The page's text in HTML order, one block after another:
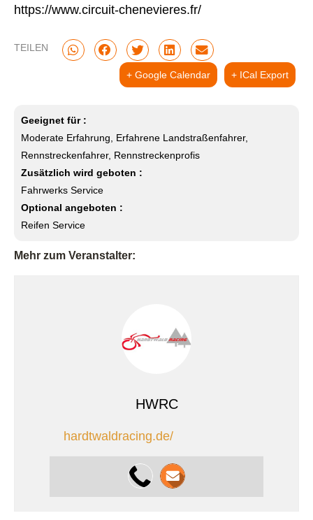
https://www.circuit-chenevieres.fr/
TEILEN
+ Google Calendar + ICal Export
Geeignet für :
Moderate Erfahrung, Erfahrene Landstraßenfahrer,
Rennstreckenfahrer, Rennstreckenprofis
Zusätzlich wird geboten :
Fahrwerks Service
Optional angeboten :
Reifen Service
Mehr zum Veranstalter:
HWRC
hardtwaldracing.de/